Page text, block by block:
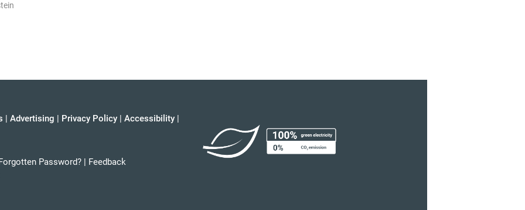
| Advertising | Privacy Policy | Accessibility |
Password? | Feedback